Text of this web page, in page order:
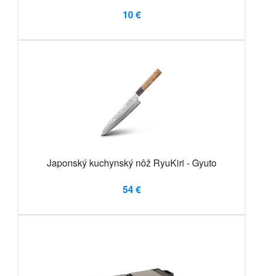
10 €
Japonský kuchynský nôž RyuKiri - Gyuto
54 €